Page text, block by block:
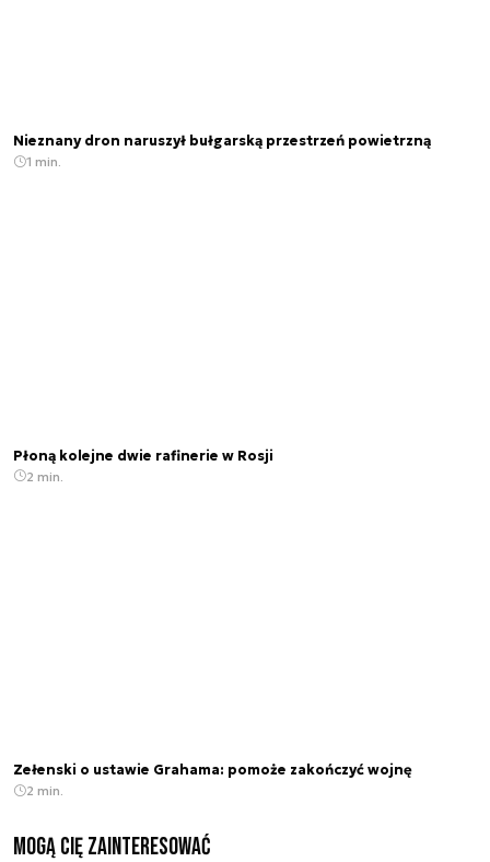
Nieznany dron naruszył bułgarską przestrzeń powietrzną
1 min.
Płoną kolejne dwie rafinerie w Rosji
2 min.
Zełenski o ustawie Grahama: pomoże zakończyć wojnę
2 min.
Mogą Cię zainteresować